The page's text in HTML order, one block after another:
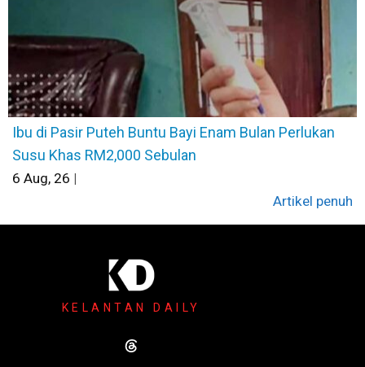
Ibu di Pasir Puteh Buntu Bayi Enam Bulan Perlukan
Susu Khas RM2,000 Sebulan
6 Aug, 26 |
Artikel penuh
KELANTAN DAILY